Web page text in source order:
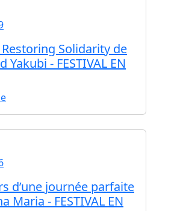
Restoring Solidarity de
Yakubi - FESTIVAL EN
d’une journée parfaite
Maria - FESTIVAL EN